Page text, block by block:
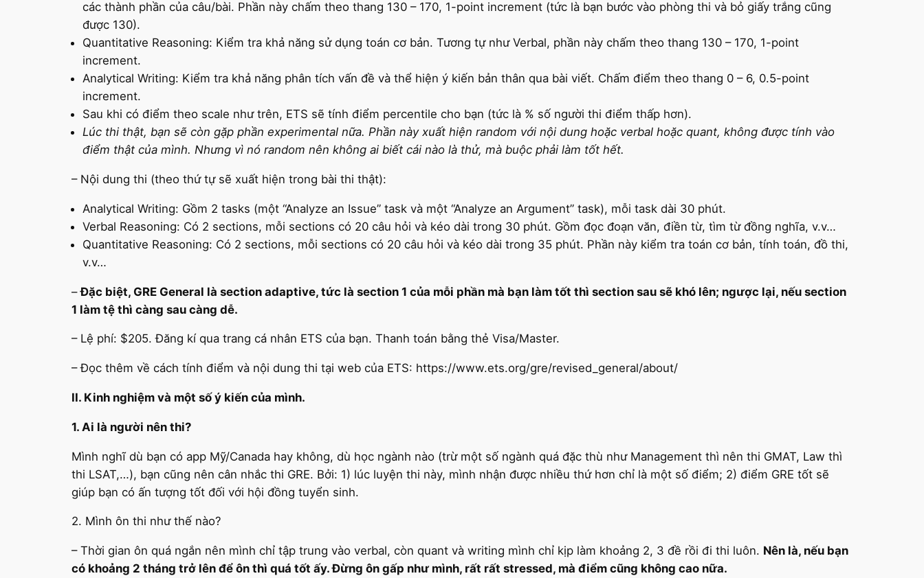
các thành phần của câu/bài. Phần này chấm theo thang 130 – 170, 1-point increment (tức là bạn bước vào phòng thi và bỏ giấy trắng cũng
được 130).
Quantitative Reasoning: Kiểm tra khả năng sử dụng toán cơ bản. Tương tự như Verbal, phần này chấm theo thang 130 – 170, 1-point
increment.
Analytical Writing: Kiểm tra khả năng phân tích vấn đề và thể hiện ý kiến bản thân qua bài viết. Chấm điểm theo thang 0 – 6, 0.5-point
increment.
Sau khi có điểm theo scale như trên, ETS sẽ tính điểm percentile cho bạn (tức là % số người thi điểm thấp hơn).
Lúc thi thật, bạn sẽ còn gặp phần experimental nữa. Phần này xuất hiện random với nội dung hoặc verbal hoặc quant, không được tính vào
điểm thật của mình. Nhưng vì nó random nên không ai biết cái nào là thử, mà buộc phải làm tốt hết.
– Nội dung thi (theo thứ tự sẽ xuất hiện trong bài thi thật):
Analytical Writing: Gồm 2 tasks (một “Analyze an Issue” task và một “Analyze an Argument” task), mỗi task dài 30 phút.
Verbal Reasoning: Có 2 sections, mỗi sections có 20 câu hỏi và kéo dài trong 30 phút. Gồm đọc đoạn văn, điền từ, tìm từ đồng nghĩa, v.v…
Quantitative Reasoning: Có 2 sections, mỗi sections có 20 câu hỏi và kéo dài trong 35 phút. Phần này kiểm tra toán cơ bản, tính toán, đồ thi,
v.v…
–Đặc biệt, GRE General là section adaptive, tức là section 1 của mỗi phần mà bạn làm tốt thì section sau sẽ khó lên; ngược lại, nếu section
1 làm tệ thì càng sau càng dễ.
– Lệ phí: $205. Đăng kí qua trang cá nhân ETS của bạn. Thanh toán bằng thẻ Visa/Master.
– Đọc thêm về cách tính điểm và nội dung thi tại web của ETS: https://www.ets.org/gre/revised_general/about/
II. Kinh nghiệm và một số ý kiến của mình.
1. Ai là người nên thi?
Mình nghĩ dù bạn có app Mỹ/Canada hay không, dù học ngành nào (trừ một số ngành quá đặc thù như Management thì nên thi GMAT, Law thì
thi LSAT,…), bạn cũng nên cân nhắc thi GRE. Bởi: 1) lúc luyện thi này, mình nhận được nhiều thứ hơn chỉ là một số điểm; 2) điểm GRE tốt sẽ
giúp bạn có ấn tượng tốt đối với hội đồng tuyển sinh.
2. Mình ôn thi như thế nào?
– Thời gian ôn quá ngắn nên mình chỉ tập trung vào verbal, còn quant và writing mình chỉ kịp làm khoảng 2, 3 đề rồi đi thi luôn. Nên là, nếu bạn
có khoảng 2 tháng trở lên để ôn thì quá tốt ấy. Đừng ôn gấp như mình, rất rất stressed, mà điểm cũng không cao nữa.